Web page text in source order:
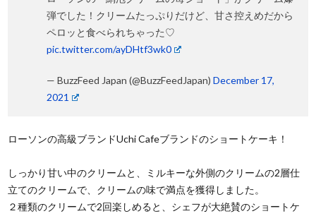
弾でした！クリームたっぷりだけど、甘さ控えめだから
ペロッと食べられちゃった♡
pic.twitter.com/ayDHtf3wk0
— BuzzFeed Japan (@BuzzFeedJapan)December 17,
2021
ローソンの高級ブランドUchi Cafeブランドのショートケーキ！
しっかり甘い中のクリームと、ミルキーな外側のクリームの2層仕
立てのクリームで、クリームの味で満点を獲得しました。
２種類のクリームで2回楽しめると、シェフが大絶賛のショートケ